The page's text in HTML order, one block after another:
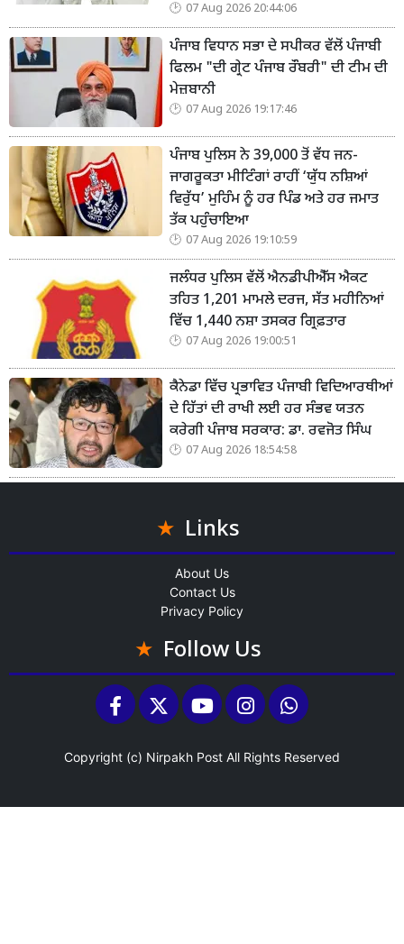
07 Aug 2026 20:44:06
ਪੰਜਾਬ ਵਿਧਾਨ ਸਭਾ ਦੇ ਸਪੀਕਰ ਵੱਲੋਂ ਪੰਜਾਬੀ
ਫਿਲਮ "ਦੀ ਗ੍ਰੇਟ ਪੰਜਾਬ ਰੌਬਰੀ" ਦੀ ਟੀਮ ਦੀ
ਮੇਜ਼ਬਾਨੀ
07 Aug 2026 19:17:46
ਪੰਜਾਬ ਪੁਲਿਸ ਨੇ 39,000 ਤੋਂ ਵੱਧ ਜਨ-
ਜਾਗਰੂਕਤਾ ਮੀਟਿੰਗਾਂ ਰਾਹੀਂ ‘ਯੁੱਧ ਨਸ਼ਿਆਂ
ਵਿਰੁੱਧ’ ਮੁਹਿੰਮ ਨੂੰ ਹਰ ਪਿੰਡ ਅਤੇ ਹਰ ਜਮਾਤ
ਤੱਕ ਪਹੁੰਚਾਇਆ
07 Aug 2026 19:10:59
ਜਲੰਧਰ ਪੁਲਿਸ ਵੱਲੋਂ ਐਨਡੀਪੀਐੱਸ ਐਕਟ
ਤਹਿਤ 1,201 ਮਾਮਲੇ ਦਰਜ, ਸੱਤ ਮਹੀਨਿਆਂ
ਵਿੱਚ 1,440 ਨਸ਼ਾ ਤਸਕਰ ਗ੍ਰਿਫ਼ਤਾਰ
07 Aug 2026 19:00:51
ਕੈਨੇਡਾ ਵਿੱਚ ਪ੍ਰਭਾਵਿਤ ਪੰਜਾਬੀ ਵਿਦਿਆਰਥੀਆਂ
ਦੇ ਹਿੱਤਾਂ ਦੀ ਰਾਖੀ ਲਈ ਹਰ ਸੰਭਵ ਯਤਨ
ਕਰੇਗੀ ਪੰਜਾਬ ਸਰਕਾਰ: ਡਾ. ਰਵਜੋਤ ਸਿੰਘ
07 Aug 2026 18:54:58
Links
About Us
Contact Us
Privacy Policy
Follow Us
Copyright (c) Nirpakh Post All Rights Reserved